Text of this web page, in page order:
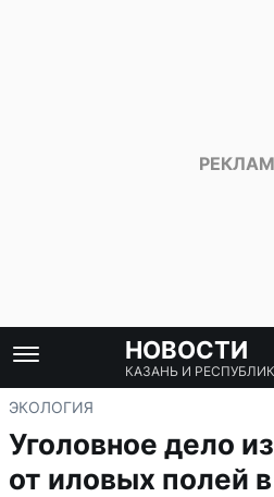
НОВОСТИ
КАЗАНЬ И
ЭКОЛОГИЯ
Уголовное дело
от иловых полей